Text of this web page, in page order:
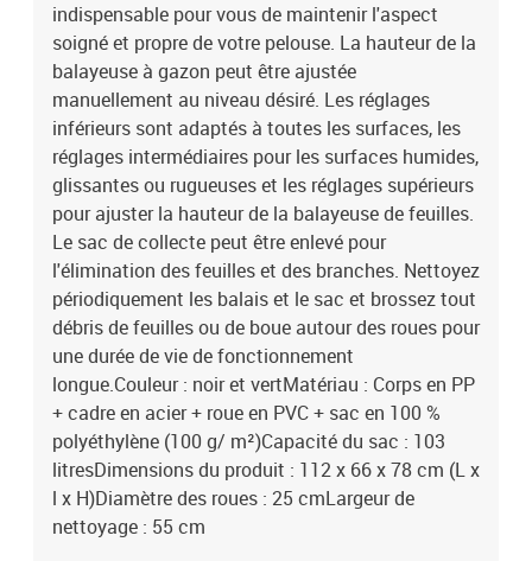
indispensable pour vous de maintenir l'aspect
soigné et propre de votre pelouse. La hauteur de la
balayeuse à gazon peut être ajustée
manuellement au niveau désiré. Les réglages
inférieurs sont adaptés à toutes les surfaces, les
réglages intermédiaires pour les surfaces humides,
glissantes ou rugueuses et les réglages supérieurs
pour ajuster la hauteur de la balayeuse de feuilles.
Le sac de collecte peut être enlevé pour
l'élimination des feuilles et des branches. Nettoyez
périodiquement les balais et le sac et brossez tout
débris de feuilles ou de boue autour des roues pour
une durée de vie de fonctionnement
longue.Couleur : noir et vertMatériau : Corps en PP
+ cadre en acier + roue en PVC + sac en 100 %
polyéthylène (100 g/ m²)Capacité du sac : 103
litresDimensions du produit : 112 x 66 x 78 cm (L x
l x H)Diamètre des roues : 25 cmLargeur de
nettoyage : 55 cm